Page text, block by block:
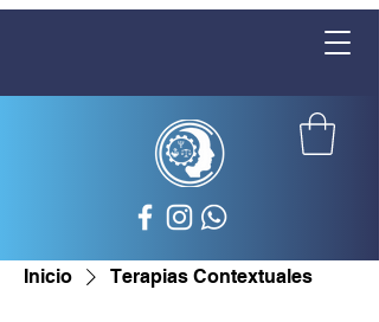
Inicio Terapias Contextuales